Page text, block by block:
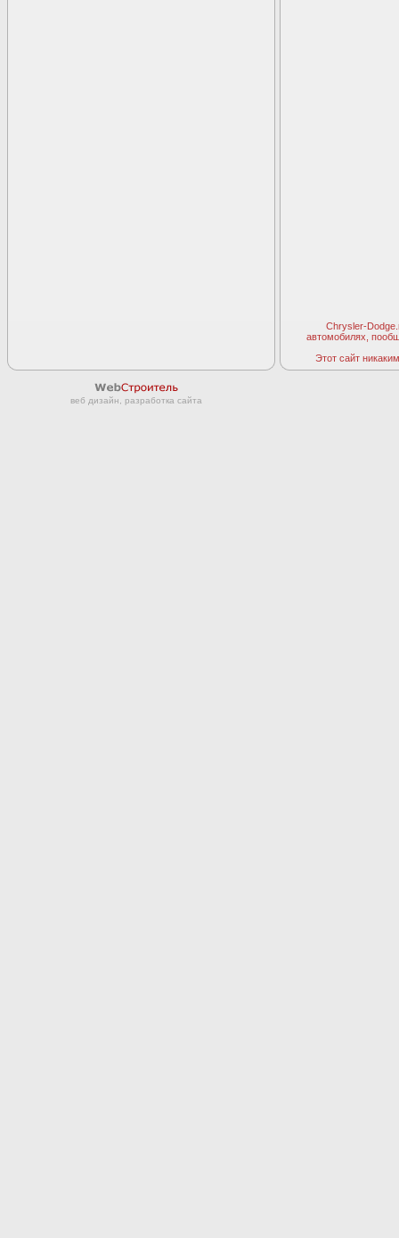
Chrysler-
автомобилях,
Этот сайт
веб дизайн, разработка сайта